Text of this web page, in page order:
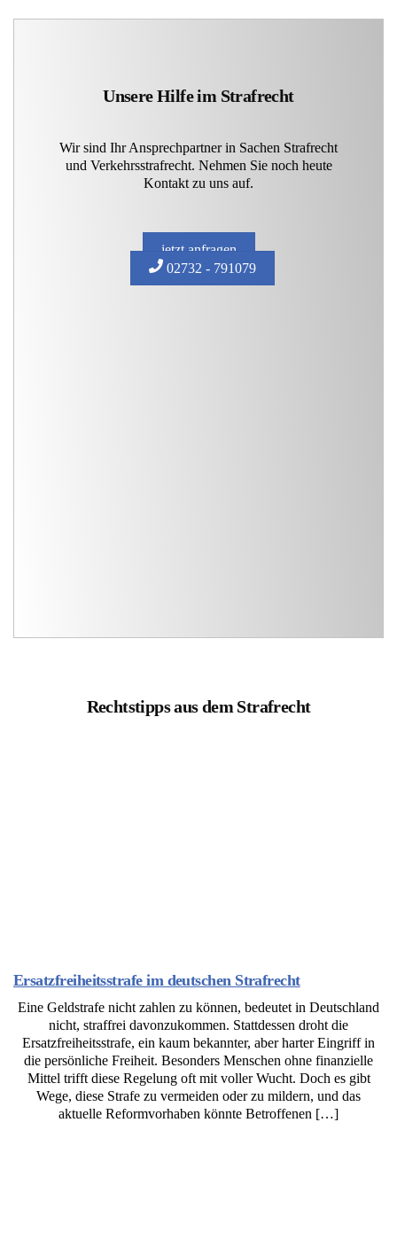
Unsere Hilfe im Strafrecht
Wir sind Ihr Ansprechpartner in Sachen Strafrecht
und Verkehrsstrafrecht. Nehmen Sie noch heute
Kontakt zu uns auf.
jetzt anfragen
02732 - 791079
Rechtstipps aus dem Strafrecht
Ersatzfreiheitsstrafe im deutschen Strafrecht
Eine Geldstrafe nicht zahlen zu können, bedeutet in Deutschland
nicht, straffrei davonzukommen. Stattdessen droht die
Ersatzfreiheitsstrafe, ein kaum bekannter, aber harter Eingriff in
die persönliche Freiheit. Besonders Menschen ohne finanzielle
Mittel trifft diese Regelung oft mit voller Wucht. Doch es gibt
Wege, diese Strafe zu vermeiden oder zu mildern, und das
aktuelle Reformvorhaben könnte Betroffenen […]